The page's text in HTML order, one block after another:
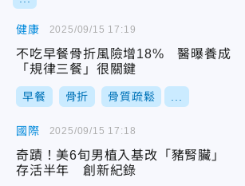
健康
不吃早餐骨折風險增18% 醫曝養成
「規律三餐」很關鍵
早餐 骨折 骨質疏鬆
2025/09/15 17:19
國際
奇蹟！美6旬男植入基改「豬腎臟」
存活半年 創新紀錄
2025/09/15 17:18